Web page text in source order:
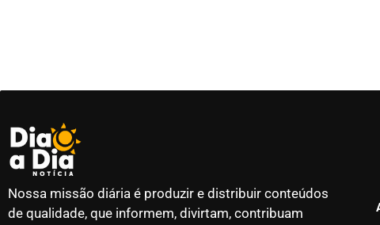
Nossa missão diária é produzir e distribuir conteúdos
de qualidade, que informem, divirtam, contribuam